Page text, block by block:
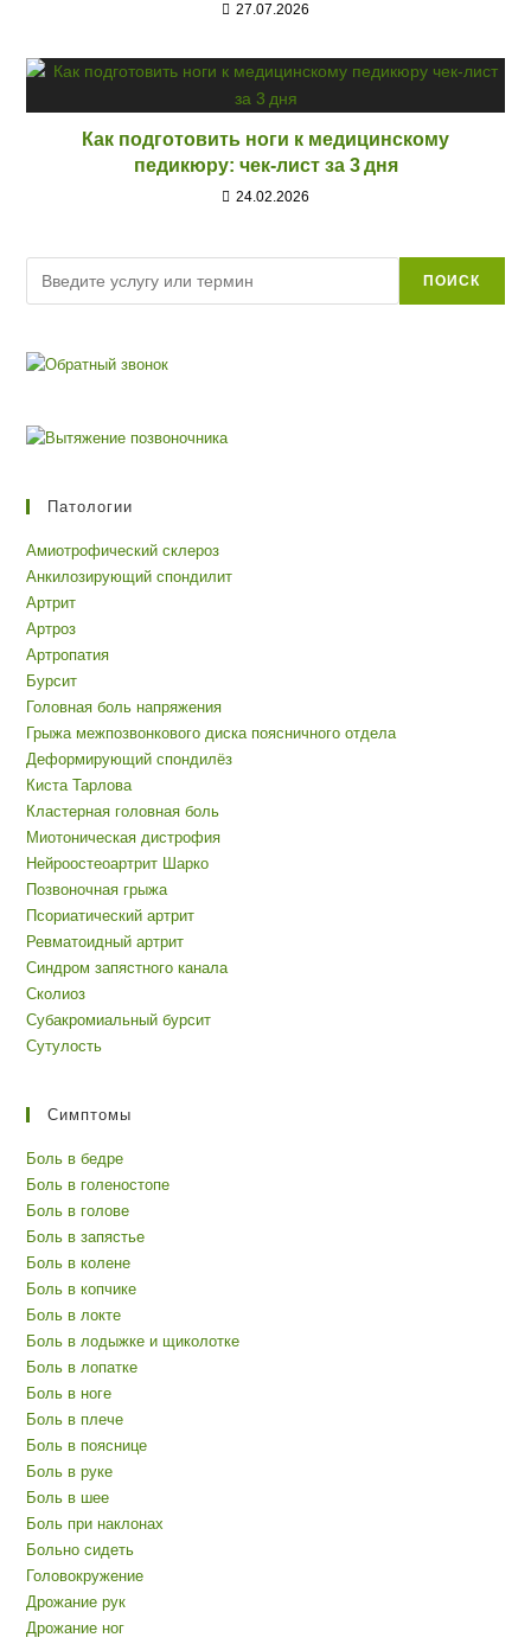
27.07.2026
Как подготовить ноги к медицинскому
педикюру: чек‑лист за 3 дня
24.02.2026
ПОИСК
Патологии
Амиотрофический склероз
Анкилозирующий спондилит
Артрит
Артроз
Артропатия
Бурсит
Головная боль напряжения
Грыжа межпозвонкового диска поясничного отдела
Деформирующий спондилёз
Киста Тарлова
Кластерная головная боль
Миотоническая дистрофия
Нейроостеоартрит Шарко
Позвоночная грыжа
Псориатический артрит
Ревматоидный артрит
Синдром запястного канала
Сколиоз
Субакромиальный бурсит
Сутулость
Симптомы
Боль в бедре
Боль в голеностопе
Боль в голове
Боль в запястье
Боль в колене
Боль в копчике
Боль в локте
Боль в лодыжке и щиколотке
Боль в лопатке
Боль в ноге
Боль в плече
Боль в пояснице
Боль в руке
Боль в шее
Боль при наклонах
Больно сидеть
Головокружение
Дрожание рук
Дрожание ног